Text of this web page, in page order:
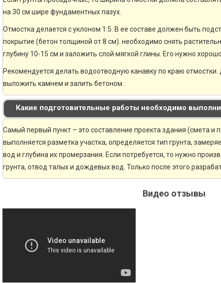
на 30 см шире фундаментных пазух.
Отмостка делается с уклоном 1:5. В ее составе должен быть
покрытие (бетон толщиной от 8 см). необходимо снять
глубину 10-15 см и заложить слой мягкой глины. Его нужно
Рекомендуется делать водоотводную канавку по краю
выложить камнем и залить бетоном.
Какие подготовительные работы необходимо
Самый первый пункт – это составление проекта здания (смета и
выполняется разметка участка, определяется тип грунта,
вод и глубина их промерзания. Если потребуется, то нужно
грунта, отвод талых и дождевых вод. Только после этого
Видео отзывы